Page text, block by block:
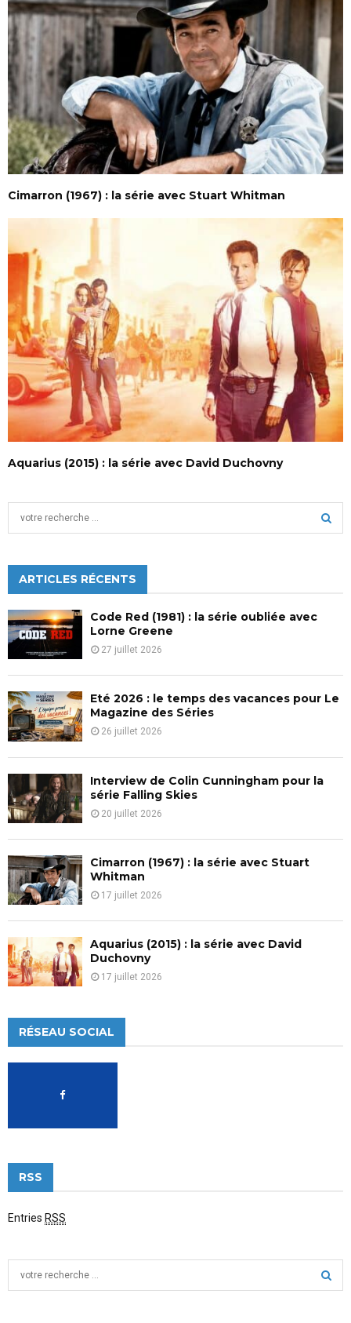
Cimarron (1967) : la série avec Stuart Whitman
Aquarius (2015) : la série avec David Duchovny
h
f
o
r
:
C
H
ARTICLES RÉCENTS
Code Red (1981) : la série oubliée avec
Lorne Greene
27 juillet 2026
Eté 2026 : le temps des vacances pour Le
Magazine des Séries
26 juillet 2026
Interview de Colin Cunningham pour la
série Falling Skies
20 juillet 2026
Cimarron (1967) : la série avec Stuart
Whitman
17 juillet 2026
Aquarius (2015) : la série avec David
Duchovny
17 juillet 2026
RÉSEAU SOCIAL
RSS
Entries RSS